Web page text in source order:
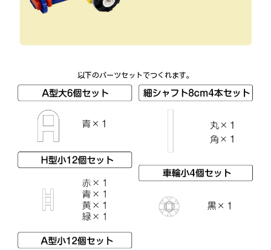
以下のパーツセットでつくれます。